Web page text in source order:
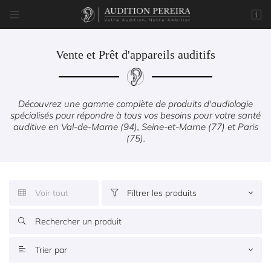
 
01 85 76 05 57
 Code Captcha
Rafraîchir le captcha
Vente et Prêt d'appareils auditifs
Découvrez une gamme complète de produits d'audiologie
spécialisés pour répondre à tous vos besoins pour votre santé
auditive en Val-de-Marne (94), Seine-et-Marne (77) et Paris
(75).
 Voir tout  Filtrer les produits

 Trier par